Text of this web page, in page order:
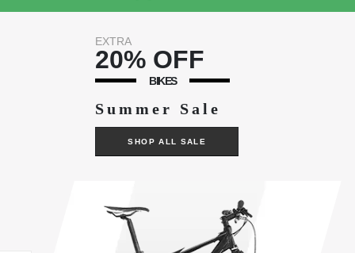
EXTRA
20% OFF
BIKES
Summer Sale
SHOP ALL SALE